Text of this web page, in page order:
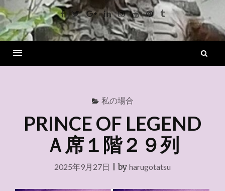
ス
キ
ッ
Facebook
TwitterGoogle+LinkedinInstagram
YoutubePinterest
Tumblr
私の場合
PRINCE OF LEGEND
Ａ席１階２９列
2025年9月27日 |by harugotatsu